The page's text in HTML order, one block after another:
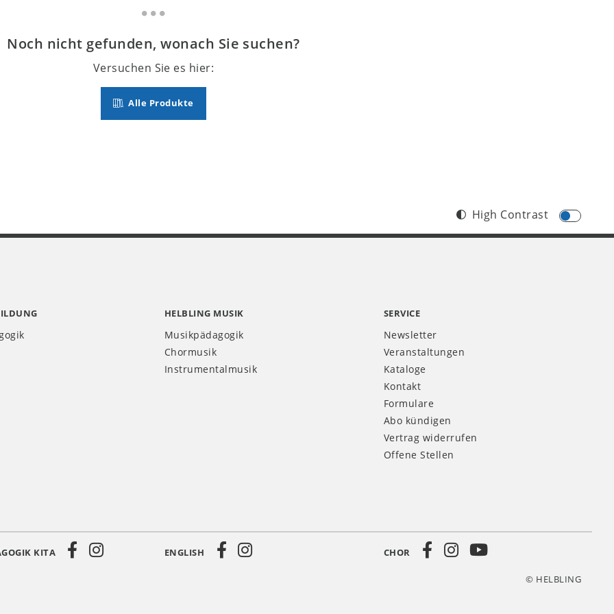
Noch nicht gefunden, wonach Sie suchen?
Versuchen Sie es hier:
Alle Produkte
High Contrast
HELBLING MUSIK
Musikpädagogik
Chormusik
Instrumentalmusik
SERVICE
Newsletter
Veranstaltungen
Kataloge
Kontakt
Formulare
Abo kündigen
Vertrag widerrufen
Offene Stellen
KITA ENGLISH CHOR
© HELBLING